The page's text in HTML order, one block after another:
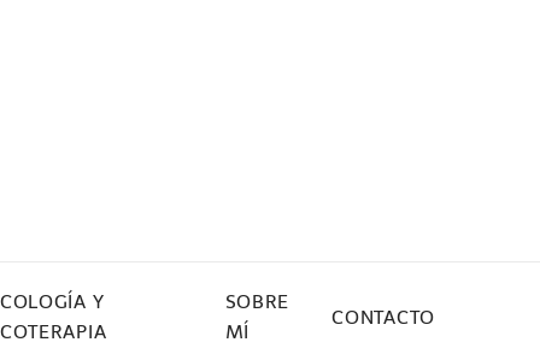
Y
SOBRE
MÍ
CONTACTO